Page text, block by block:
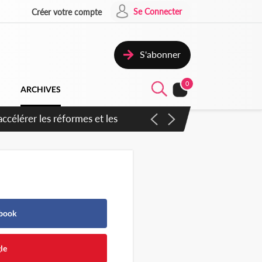
Créer votre compte Se Connecter
S'abonner
ARCHIVES
0